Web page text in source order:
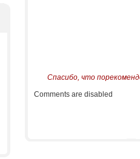
Спасибо, что
Comments are disabled